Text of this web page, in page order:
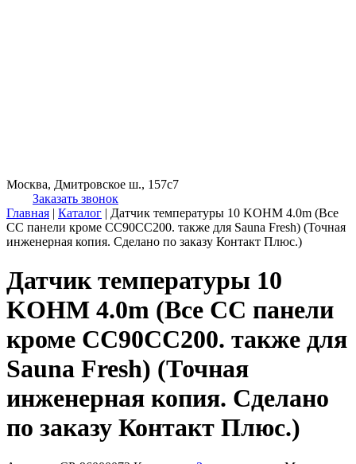
Москва, Дмитровское ш., 157с7
Заказать звонок
Главная | Каталог | Датчик температуры 10 KOHM 4.0m (Все
СС панели кроме CC90CC200. также для Sauna Fresh) (Точная
инженерная копия. Cделано по заказу Контакт Плюс.)
Датчик температуры 10
KOHM 4.0m (Все СС панели
кроме CC90CC200. также для
Sauna Fresh) (Точная
инженерная копия. Cделано
по заказу Контакт Плюс.)